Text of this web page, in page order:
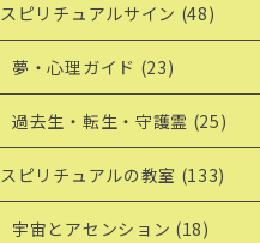
スピリチュアルサイン (48)
夢・心理ガイド (23)
過去生・転生・守護霊 (25)
スピリチュアルの教室 (133)
宇宙とアセンション (18)